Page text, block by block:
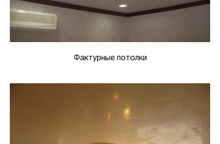
Фактурные потолки